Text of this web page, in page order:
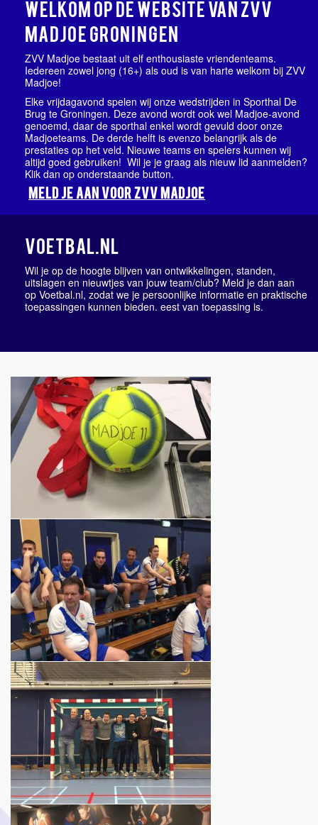
Welkom op de website van ZVV
Madjoe Groningen
ZVV Madjoe bestaat uit elf enthousiaste vriendenteams.
Iedereen zowel jong (16+) als oud is van harte welkom bij ZVV
Madjoe!
Elke vrijdagavond spelen wij onze wedstrijden in Sporthal De
Brug te Groningen. Deze avond wordt ook wel Madjoe-avond
genoemd, daar de sporthal enkel wordt gevuld door onze
Madjoeteams. De derde helft is evenzo belangrijk als de
prestaties op het veld. Nieuwe teams en spelers kunnen wij
altijd goed gebruiken! Wil je je graag als nieuw lid aanmelden?
Klik dan op onderstaande button.
MELD JE AAN VOOR ZVV MADJOE
VOETBAL.NL
Wil je op de hoogte blijven van ontwikkelingen, standen,
uitslagen en nieuwtjes van jouw team/club? Meld je dan aan
op Voetbal.nl, zodat we je persoonlijke informatie en praktische
toepassingen kunnen bieden. eest van toepassing is.